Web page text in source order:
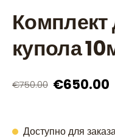
купола
€750.00 €650.00
Доступно для